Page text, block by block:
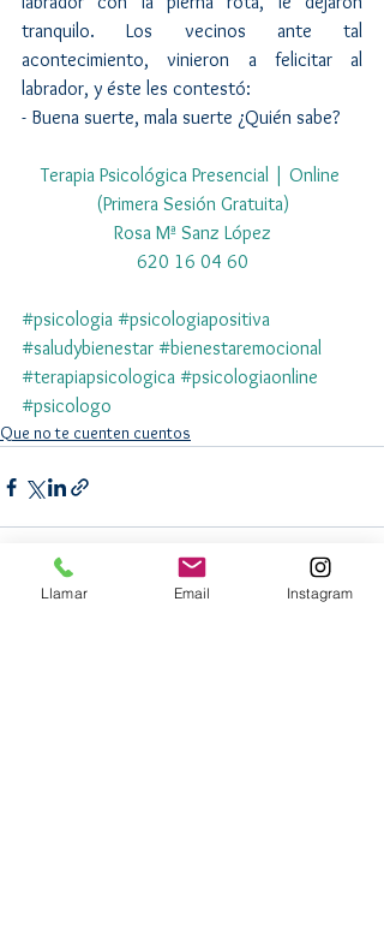
tranquilo. Los vecinos ante tal
acontecimiento, vinieron a felicitar al
labrador, y éste les contestó:
- Buena suerte, mala suerte ¿Quién sabe?
Terapia Psicológica Presencial | Online
(Primera Sesión Gratuita)
Rosa Mª Sanz López
620 16 04 60
#psicologia #psicologiapositiva
#saludybienestar #bienestaremocional
#terapiapsicologica #psicologiaonline
#psicologo
Que no te cuenten cuentos
Llamar Email Instagram